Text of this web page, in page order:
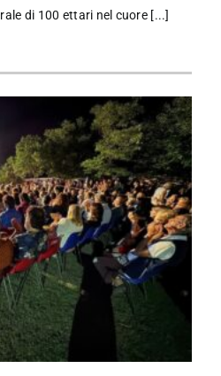
di 100 ettari nel cuore [...]